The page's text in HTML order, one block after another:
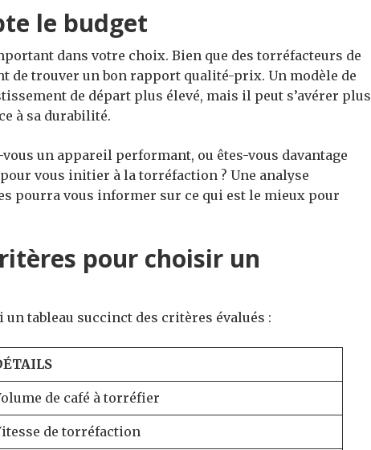
le budget
dans votre choix. Bien que des torréfacteurs de
de trouver un bon rapport qualité-prix. Un modèle de
de départ plus élevé, mais il peut s’avérer plus
à sa durabilité.
un appareil performant, ou êtes-vous davantage
vous initier à la torréfaction ? Une analyse
pourra vous informer sur ce qui est le mieux pour
pour choisir un
tableau succinct des critères évalués :
de café à torréfier
de torréfaction